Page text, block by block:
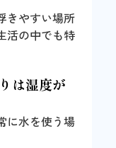
きやすい場所
活の中でも特
は湿度が
に水を使う場